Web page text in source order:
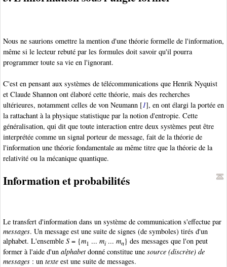
Nous ne saurions omettre la mention d'une théorie formelle de l'information,
même si le lecteur rebuté par les formules doit savoir qu'il pourra
programmer toute sa vie en l'ignorant.
C'est en pensant aux systèmes de télécommunications que Henrik Nyquist
et Claude Shannon ont élaboré cette théorie, mais des recherches
ultérieures, notamment celles de von Neumann [1], en ont élargi la portée en
la rattachant à la physique statistique par la notion d'entropie. Cette
généralisation, qui dit que toute interaction entre deux systèmes peut être
interprétée comme un signal porteur de message, fait de la théorie de
l'information une théorie fondamentale au même titre que la théorie de la
relativité ou la mécanique quantique.
Information et probabilités
Le transfert d'information dans un système de communication s'effectue par
messages. Un message est une suite de signes (de symboles) tirés d'un
alphabet. L'ensemble S= {m1 ... mi... mn} des messages que l'on peut
former à l'aide d'un alphabetdonné constitue une source (discrète) de
messages : un texte est une suite de messages.